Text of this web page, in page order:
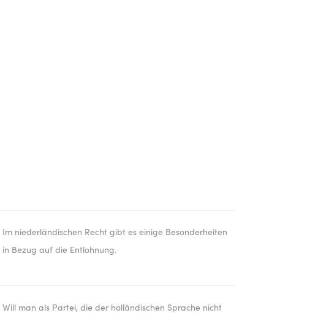
Im niederländischen Recht gibt es einige Besonderheiten
in Bezug auf die Entlohnung.
Will man als Partei, die der holländischen Sprache nicht